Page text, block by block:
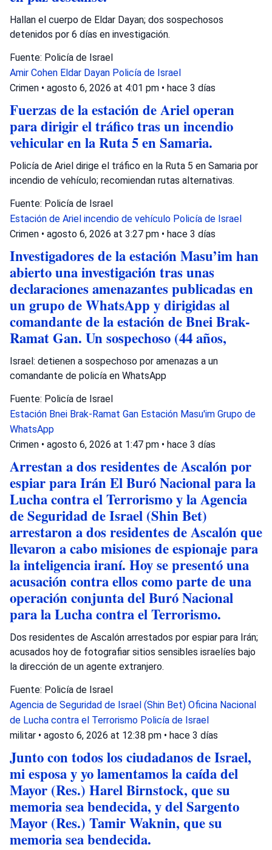
Hallan el cuerpo de Eldar Dayan; dos sospechosos
detenidos por 6 días en investigación.
Fuente: Policía de Israel
Amir Cohen Eldar Dayan Policía de Israel
Crimen • agosto 6, 2026 at 4:01 pm • hace 3 días
Fuerzas de la estación de Ariel operan
para dirigir el tráfico tras un incendio
vehicular en la Ruta 5 en Samaria.
Policía de Ariel dirige el tráfico en la Ruta 5 en Samaria por
incendio de vehículo; recomiendan rutas alternativas.
Fuente: Policía de Israel
Estación de Ariel incendio de vehículo Policía de Israel
Crimen • agosto 6, 2026 at 3:27 pm • hace 3 días
Investigadores de la estación Masu’im han
abierto una investigación tras unas
declaraciones amenazantes publicadas en
un grupo de WhatsApp y dirigidas al
comandante de la estación de Bnei Brak-
Ramat Gan. Un sospechoso (44 años,
Israel: detienen a sospechoso por amenazas a un
comandante de policía en WhatsApp
Fuente: Policía de Israel
Estación Bnei Brak-Ramat Gan Estación Masu'im Grupo de
WhatsApp
Crimen • agosto 6, 2026 at 1:47 pm • hace 3 días
Arrestan a dos residentes de Ascalón por
espiar para Irán El Buró Nacional para la
Lucha contra el Terrorismo y la Agencia
de Seguridad de Israel (Shin Bet)
arrestaron a dos residentes de Ascalón que
llevaron a cabo misiones de espionaje para
la inteligencia iraní. Hoy se presentó una
acusación contra ellos como parte de una
operación conjunta del Buró Nacional
para la Lucha contra el Terrorismo.
Dos residentes de Ascalón arrestados por espiar para Irán;
acusados hoy de fotografiar sitios sensibles israelíes bajo
la dirección de un agente extranjero.
Fuente: Policía de Israel
Agencia de Seguridad de Israel (Shin Bet) Oficina Nacional
de Lucha contra el Terrorismo Policía de Israel
militar • agosto 6, 2026 at 12:38 pm • hace 3 días
Junto con todos los ciudadanos de Israel,
mi esposa y yo lamentamos la caída del
Mayor (Res.) Harel Birnstock, que su
memoria sea bendecida, y del Sargento
Mayor (Res.) Tamir Waknin, que su
memoria sea bendecida.